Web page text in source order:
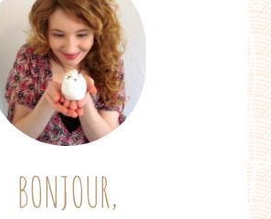
BONJOUR,